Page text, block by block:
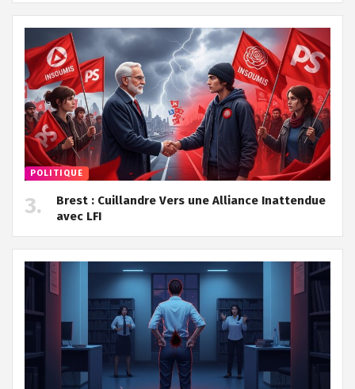
POLITIQUE
Brest : Cuillandre Vers une Alliance Inattendue
avec LFI